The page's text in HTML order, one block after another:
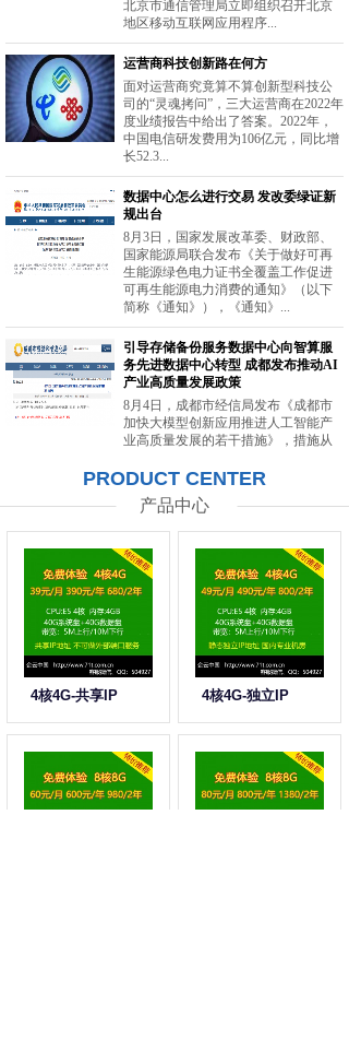
北京市通信管理局立即组织召开北京
地区移动互联网应用程序...
运营商科技创新路在何方
面对运营商究竟算不算创新型科技公
司的“灵魂拷问”，三大运营商在2022年
度业绩报告中给出了答案。2022年，
中国电信研发费用为106亿元，同比增
长52.3...
数据中心怎么进行交易 发改委绿证新
规出台
8月3日，国家发展改革委、财政部、
国家能源局联合发布《关于做好可再
生能源绿色电力证书全覆盖工作促进
可再生能源电力消费的通知》（以下
简称《通知》），《通知》...
引导存储备份服务数据中心向智算服
务先进数据中心转型 成都发布推动AI
产业高质量发展政策
8月4日，成都市经信局发布《成都市
加快大模型创新应用推进人工智能产
业高质量发展的若干措施》，措施从
力等方面提出20条举措。...
PRODUCT CENTER
产品中心
4核4G-共享IP 4核4G-独立IP